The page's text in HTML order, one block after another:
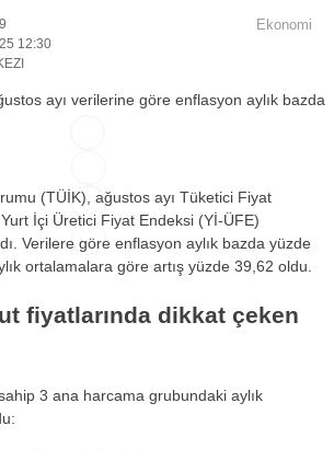
Instagram
TikTok
12:30
Ekonomi
(TÜİK), ağustos ayı Tüketici Fiyat
İçi Üretici Fiyat Endeksi (Yİ-ÜFE)
Verilere göre enflasyon aylık bazda yüzde
ortalamalara göre artış yüzde 39,62 oldu.
fiyatlarında dikkat çeken
3 ana harcama grubundaki aylık